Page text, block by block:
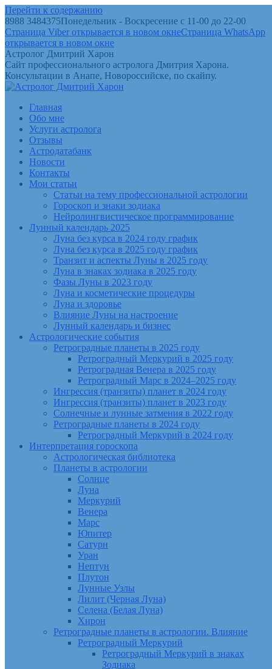
Перейти к содержанию
8988 3484375Понедельник - Воскресение с 11-00 до 22-00
Страница Viber открывается в новом окнеСтраница WhatsApp
открывается в новом окне
Астролог Дмитрий Харон
Сайт профессионального астролога Дмитрия Харона.
Консультации в Анапе, Новороссийске, по скайпу.
Главная
Обо мне
Услуги астролога
Отзывы
Астродатабанк
Новости
Контакты
Мои статьи
Статьи на тему профессиональной астрологии
Гороскоп и знаки зодиака
Нейролингвистическое программирование
Лунный календарь 2025
Луна без курса в 2024 году график
Луна без курса в 2025 году график
Транзит и аспекты Луны в 2025 году
Луна в знаках зодиака в 2025 году
Фазы Луны в 2023 году
Луна и косметические процедуры
Луна и здоровье
Влияние Луны на настроение
Лунный календарь и бизнес
Астрологические события
Ретроградные планеты в 2025 году
Ретроградный Меркурий в 2025 году
Ретроградная Венера в 2025 году
Ретроградный Марс в 2024–2025 году
Ингрессия (транзиты) планет в 2024 году
Ингрессия (транзиты) планет в 2023 году
Солнечные и лунные затмения в 2022 году
Ретроградные планеты в 2024 году
Ретроградный Меркурий в 2024 году
Интерпретация гороскопа
Астрологическая библиотека
Планеты в астрологии
Солнце
Луна
Меркурий
Венера
Марс
Юпитер
Сатурн
Уран
Нептун
Плутон
Лунные Узлы
Лилит (Черная Луна)
Селена (Белая Луна)
Хирон
Ретроградные планеты в астрологии. Влияние
Ретроградный Меркурий
Ретроградный Меркурий в знаках
Зодиака